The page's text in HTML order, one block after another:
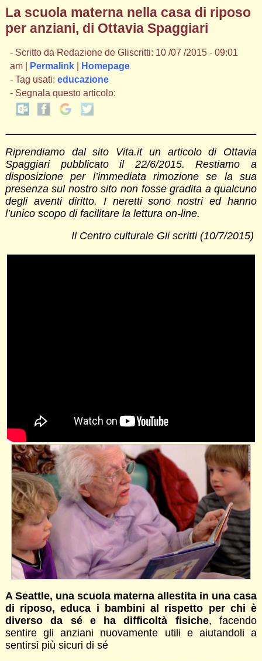
La scuola materna nella casa di riposo
per anziani, di Ottavia Spaggiari
- Scritto da Redazione de Gliscritti: 10 /07 /2015 - 09:01
am |
Permalink|
Homepage
- Tag usati: educazione
- Segnala questo articolo:
Riprendiamo dal sito Vita.it un articolo di Ottavia
Spaggiari pubblicato il 22/6/2015. Restiamo a
disposizione per l’immediata rimozione se la sua
presenza sul nostro sito non fosse gradita a qualcuno
degli aventi diritto. I neretti sono nostri ed hanno
l’unico scopo di facilitare la lettura on-line.
Il Centro culturale Gli scritti (10/7/2015)
A Seattle, una scuola materna allestita in una casa
di riposo, educa i bambini al rispetto per chi è
diverso da sé e ha difficoltà fisiche, facendo
sentire gli anziani nuovamente utili e aiutandoli a
sentirsi più sicuri di sé